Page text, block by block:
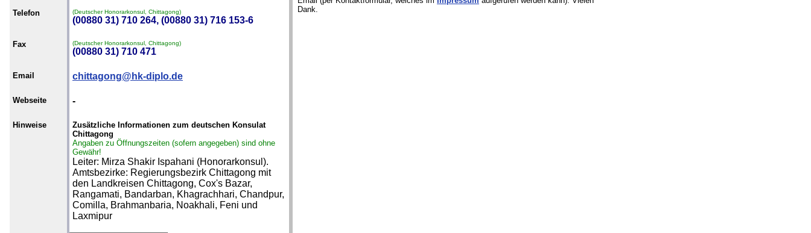
Telefon (Deutscher Honorarkonsul, Chittagong)
(00880 31) 710 264, (00880 31) 716 153-6
Fax (Deutscher Honorarkonsul, Chittagong)
(00880 31) 710 471
Email chittagong@hk-diplo.de
Webseite -
Hinweise
Zusätzliche Informationen zum deutschen Konsulat
Chittagong
Angaben zu Öffnungszeiten (sofern angegeben) sind ohne
Gewähr!
Leiter: Mirza Shakir Ispahani (Honorarkonsul).
Amtsbezirke: Regierungsbezirk Chittagong mit
den Landkreisen Chittagong, Cox's Bazar,
Rangamati, Bandarban, Khagrachhari, Chandpur,
Comilla, Brahmanbaria, Noakhali, Feni und
Laxmipur
Dank.